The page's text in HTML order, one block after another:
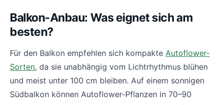
Balkon-Anbau: Was eignet sich am
besten?
Für den Balkon empfehlen sich kompakte Autoflower-
Sorten, da sie unabhängig vom Lichtrhythmus blühen
und meist unter 100 cm bleiben. Auf einem sonnigen
Südbalkon können Autoflower-Pflanzen in 70–90